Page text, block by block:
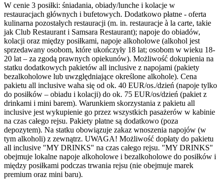
W cenie 3 posiłki: śniadania, obiady/lunche i kolacje w
restauracjach głównych i bufetowych. Dodatkowo płatne - oferta
kulinarna pozostałych restauracji (m. in. restauracje à la carte, takie
jak Club Restaurant i Samsara Restaurant); napoje do obiadów,
kolacji oraz między posiłkami, napoje alkoholowe (alkohol jest
sprzedawany osobom, które ukończyły 18 lat; osobom w wieku 18-
20 lat – za zgodą prawnych opiekunów). Możliwość dokupienia na
statku dodatkowych pakietów all inclusive z napojami (pakiety
bezalkoholowe lub uwzględniające określone alkohole). Cena
pakietu all inclusive waha się od ok. 40 EUR/os./dzień (napoje tylko
do posiłków – obiadu i kolacji) do ok. 75 EUR/os/dzień (pakiet z
drinkami i mini barem). Warunkiem skorzystania z pakietu all
inclusive jest wykupienie go przez wszystkich pasażerów w kabinie
na czas całego rejsu. Pakiety płatne są dodatkowo (poza
depozytem). Na statku obowiązuje zakaz wnoszenia napojów (w
tym alkoholi) z zewnątrz. UWAGA! Możliwość dopłaty do pakietu
all inclusive "MY DRINKS" na czas całego rejsu. "MY DRINKS"
obejmuje lokalne napoje alkoholowe i bezalkoholowe do posiłków i
między posiłkami podczas trwania rejsu (nie obejmuje marek
premium oraz mini baru).